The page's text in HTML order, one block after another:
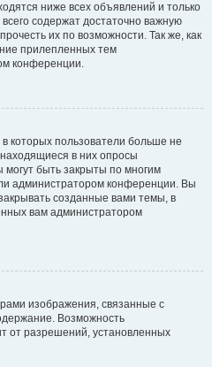
ниже всех объявлений и только
содержат достаточно важную
их по возможности. Так же, как
прилепленных тем
конференции.
которых пользователи больше не
в них опросы
быть закрыты по многим
администратором конференции. Вы
созданные вами темы, в
вам администратором
изображения, связанные с
Возможность
от разрешений, установленных